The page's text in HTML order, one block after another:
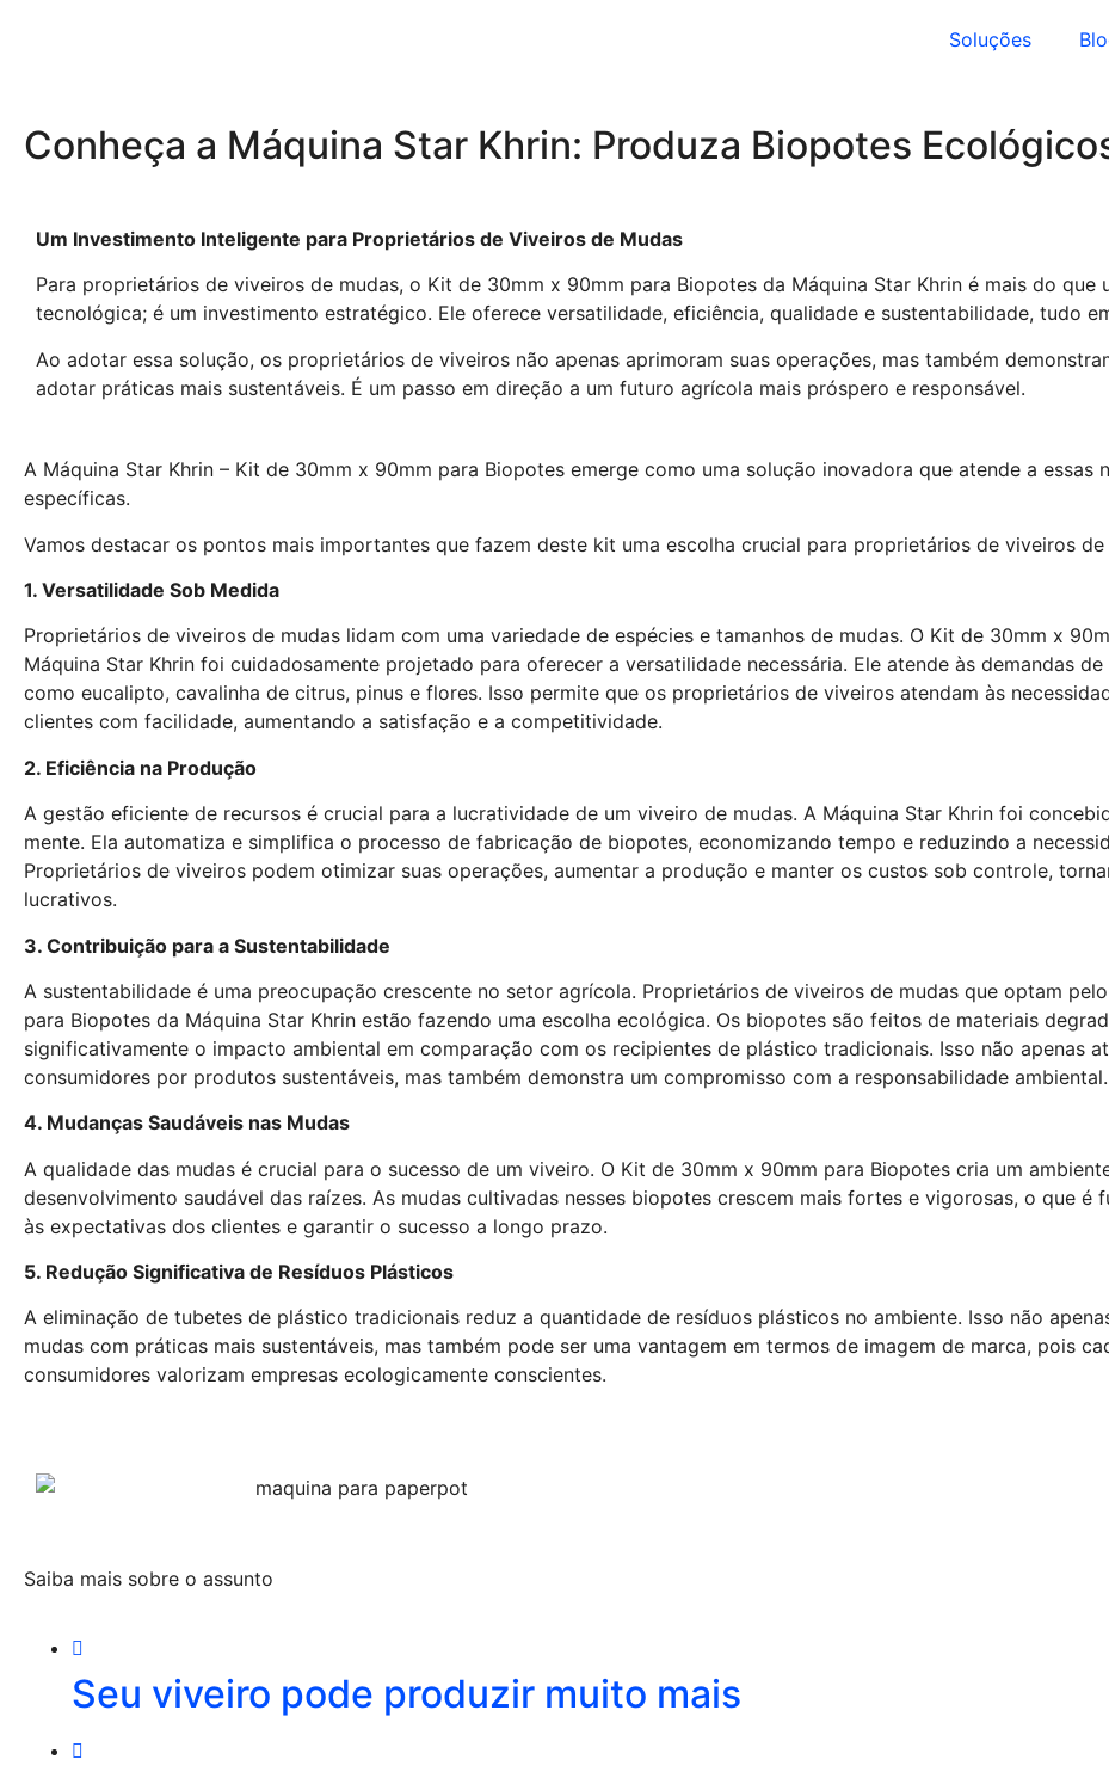
Soluções
Conheça a Máquina Star Khrin: Produza Biopotes
Um Investimento Inteligente para Proprietários de Viveiros de Mudas
Para proprietários de viveiros de mudas, o Kit de 30mm x 90mm para Biopotes da Máquina Star Khrin é mais do que
tecnológica; é um investimento estratégico. Ele oferece versatilidade, eficiência, qualidade e sustentabilidade, tudo
Ao adotar essa solução, os proprietários de viveiros não apenas aprimoram suas operações, mas também
adotar práticas mais sustentáveis. É um passo em direção a um futuro agrícola mais próspero e responsável.
A Máquina Star Khrin – Kit de 30mm x 90mm para Biopotes emerge como uma solução inovadora que atende a essas
específicas.
Vamos destacar os pontos mais importantes que fazem deste kit uma escolha crucial para proprietários de viveiros de
1. Versatilidade Sob Medida
Proprietários de viveiros de mudas lidam com uma variedade de espécies e tamanhos de mudas. O Kit de 30mm x
Máquina Star Khrin foi cuidadosamente projetado para oferecer a versatilidade necessária. Ele atende às demandas
como eucalipto, cavalinha de citrus, pinus e flores. Isso permite que os proprietários de viveiros atendam às
clientes com facilidade, aumentando a satisfação e a competitividade.
2. Eficiência na Produção
A gestão eficiente de recursos é crucial para a lucratividade de um viveiro de mudas. A Máquina Star Khrin foi
mente. Ela automatiza e simplifica o processo de fabricação de biopotes, economizando tempo e reduzindo a
Proprietários de viveiros podem otimizar suas operações, aumentar a produção e manter os custos sob controle,
lucrativos.
3. Contribuição para a Sustentabilidade
A sustentabilidade é uma preocupação crescente no setor agrícola. Proprietários de viveiros de mudas que optam
para Biopotes da Máquina Star Khrin estão fazendo uma escolha ecológica. Os biopotes são feitos de materiais
significativamente o impacto ambiental em comparação com os recipientes de plástico tradicionais. Isso não apenas
consumidores por produtos sustentáveis, mas também demonstra um compromisso com a responsabilidade ambiental.
4. Mudanças Saudáveis nas Mudas
A qualidade das mudas é crucial para o sucesso de um viveiro. O Kit de 30mm x 90mm para Biopotes cria um
desenvolvimento saudável das raízes. As mudas cultivadas nesses biopotes crescem mais fortes e vigorosas, o que é
às expectativas dos clientes e garantir o sucesso a longo prazo.
5. Redução Significativa de Resíduos Plásticos
A eliminação de tubetes de plástico tradicionais reduz a quantidade de resíduos plásticos no ambiente. Isso não
mudas com práticas mais sustentáveis, mas também pode ser uma vantagem em termos de imagem de marca, pois
consumidores valorizam empresas ecologicamente conscientes.
Saiba mais sobre o assunto
Seu viveiro pode produzir muito mais